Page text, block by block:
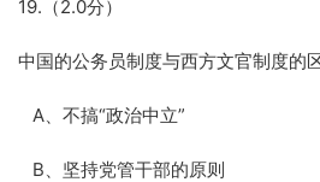
19.（2.0分）
中国的公务员制度与西方文官制度的
A、不搞“政治中立”
B、坚持党管干部的原则